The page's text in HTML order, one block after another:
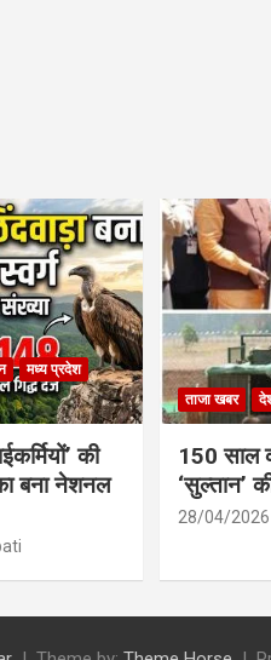
मध्य प्रदेश
की
बना नेशनल
ताजा खबर
150 साल
‘सुल्तान’
28/04/2026